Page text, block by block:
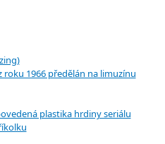
roku 1966 předělán na limuzínu
plastika hrdiny seriálu